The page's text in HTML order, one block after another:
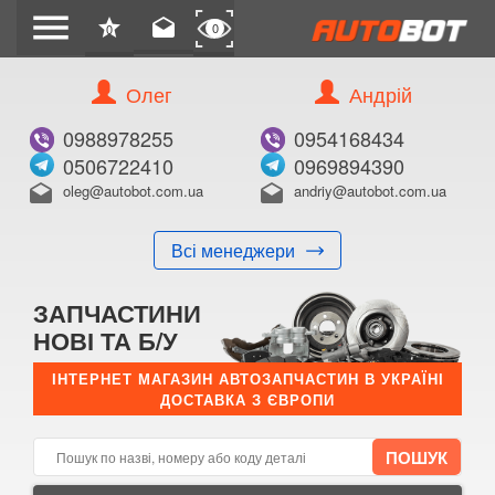
menu star
0 drafts 0
Олег
0988978255
0506722410
drafts oleg@autobot.com.ua
Всі менеджери
Андрій
0954168434
0969894390
drafts andriy@autobot.com.ua
ЗАПЧАСТИНИ
НОВІ ТА Б/У
ІНТЕРНЕТ МАГАЗИН АВТОЗАПЧАСТИН В УКРАЇНІ
ДОСТАВКА З ЄВРОПИ
КУПИТИ
Оригінальний номер:
Примітка:
E-mail:
Телефон: